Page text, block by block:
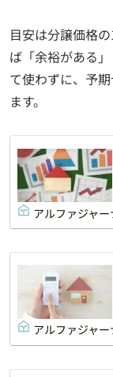
目安は分譲価格
ば「余裕がある
て使わずに、予
ます。
アルファジャ
アルファジャ